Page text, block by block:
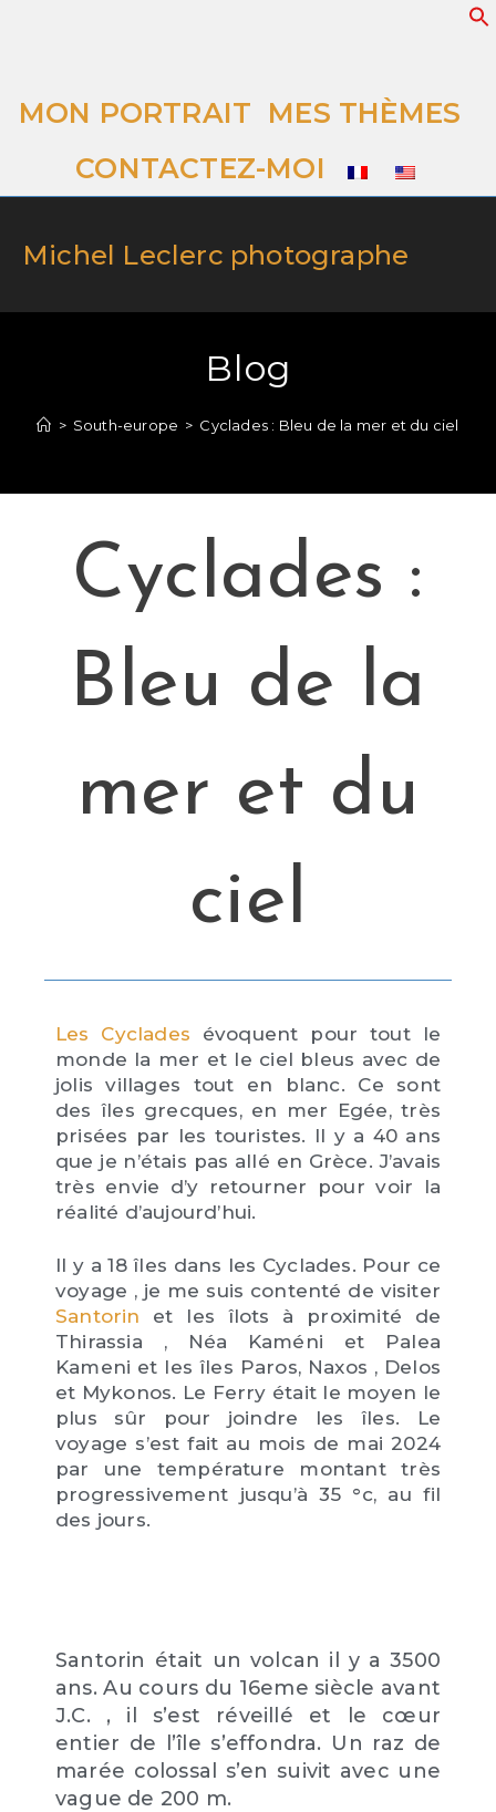
MON PORTRAIT MES THÈMES
CONTACTEZ-MOI
Michel Leclerc photographe
Blog
> South-europe > Cyclades : Bleu de la mer et du ciel
Cyclades :
Bleu de la
mer et du
ciel
Les Cyclades évoquent pour tout le
monde la mer et le ciel bleus avec de
jolis villages tout en blanc. Ce sont
des îles grecques, en mer Egée, très
prisées par les touristes. Il y a 40 ans
que je n’étais pas allé en Grèce. J’avais
très envie d’y retourner pour voir la
réalité d’aujourd’hui.
Il y a 18 îles dans les Cyclades. Pour ce
voyage , je me suis contenté de visiter
Santorin et les îlots à proximité de
Thirassia , Néa Kaméni et Palea
Kameni et les îles Paros, Naxos , Delos
et Mykonos. Le Ferry était le moyen le
plus sûr pour joindre les îles. Le
voyage s’est fait au mois de mai 2024
par une température montant très
progressivement jusqu’à 35 °c, au fil
des jours.
Santorin était un volcan il y a 3500
ans. Au cours du 16eme siècle avant
J.C. , il s’est réveillé et le cœur
entier de l’île s’effondra. Un raz de
marée colossal s’en suivit avec une
vague de 200 m.